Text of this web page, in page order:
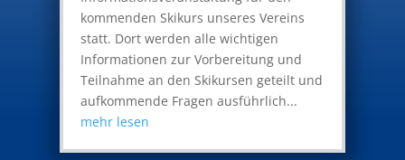
kommenden Skikurs unseres Vereins
statt. Dort werden alle wichtigen
Informationen zur Vorbereitung und
Teilnahme an den Skikursen geteilt und
aufkommende Fragen ausführlich...
mehr lesen